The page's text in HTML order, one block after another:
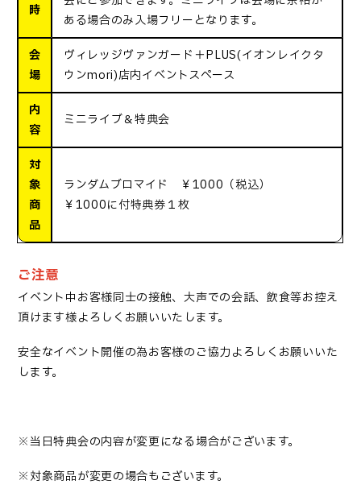
時
ある場合のみ入場フリーとなります。
会
場
ヴィレッジヴァンガード＋PLUS(イオンレイクタ
ウンmori)店内イベントスペース
内
容
ミニライブ＆特典会
対
象
商
品
ランダムブロマイド ￥1000（税込）
￥1000に付特典券１枚
ご注意
イベント中お客様同士の接触、大声での会話、飲食等お控え
頂けます様よろしくお願いいたします。
安全なイベント開催の為お客様のご協力よろしくお願いいた
します。
※当日特典会の内容が変更になる場合がございます。
※対象商品が変更の場合もございます。